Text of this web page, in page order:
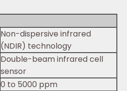
Non-dispersive infrared
(NDIR) technology
Double-beam infrared cell
sensor
0 to 5000 ppm